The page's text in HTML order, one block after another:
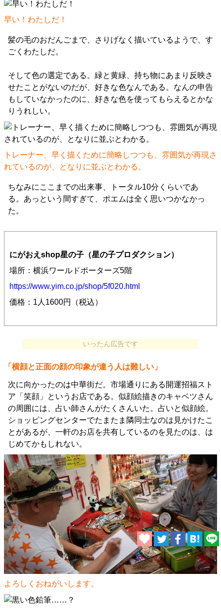
早い！わたしだ！
髪の毛のおだんごまで、さりげなく描いているようで、す
ごくわたしだ。
そして色の選定である。緑と黄緑、持ち物にあまり反映さ
せたことがないのだが、好きな色なんである。なんの申告
もしていなかったのに、好きな色を使ってもらえるとかな
りうれしい。
トレーナー、早く描くために簡略しつつも、雰囲気が再現さ
れているのが、となりに並ぶとわかる。
ちなみにここまでの出来事、トータル10分くらいであ
る。あっという間すぎて、ポエムは全く思いつかなかっ
た。
にがおえshop星の子（星の子プロダクション）
場所：横浜ワールドポーターズ5階
https://www.yim.co.jp/shop/5f020.html
価格：1人1600円（税込）
いったん広告です
「横顔と正面の顔の印象が違う人は難しい」
次に向かったのは中華街だ。市場通りにある開運招福スト
ア「笑顔」というお店である。似顔絵描きのキャベツさん
の周囲には、占い師さんがたくさんいた。占いと似顔絵。
ショッピングセンターでたまたま隣同士なのは見かけたこ
とがあるが、一軒のお店を共有しているのを見たのは、は
じめてかもしれない。
よろしくおねがいします。